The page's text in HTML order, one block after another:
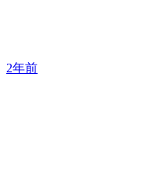
2年前